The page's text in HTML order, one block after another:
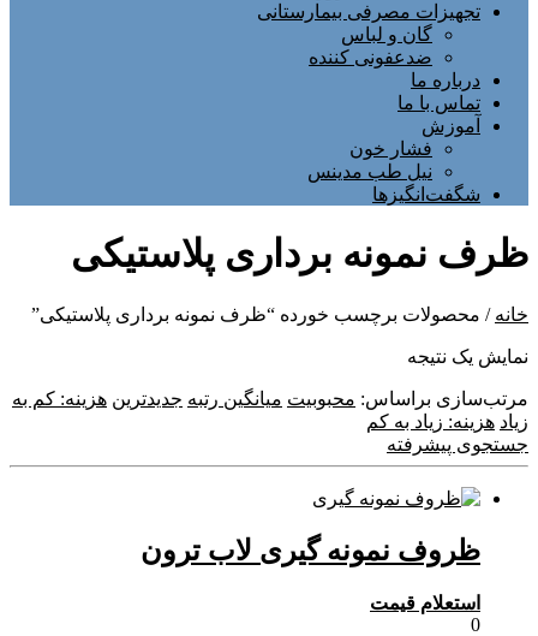
تجهیزات مصرفی بیمارستانی
گان و لباس
ضدعفونی کننده
درباره ما
تماس با ما
آموزش
فشار خون
نیل طب مدینس
شگفت‌انگیزها
ظرف نمونه برداری پلاستیکی
خانه / محصولات برچسب خورده “ظرف نمونه برداری پلاستیکی”
نمایش یک نتیجه
مرتب‌سازی براساس: محبوبیت میانگین رتبه جدیدترین هزینه: کم به
زیاد هزینه: زیاد به کم
جستجوی پیشرفته
ظروف نمونه گیری لاب ترون
استعلام قیمت
0